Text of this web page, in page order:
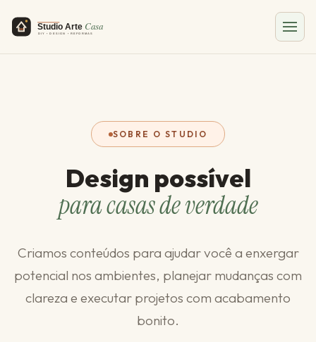
SOBRE O STUDIO
Design possível
para casas de verdade
Criamos conteúdos para ajudar você a enxergar
potencial nos ambientes, planejar mudanças com
clareza e executar projetos com acabamento
bonito.